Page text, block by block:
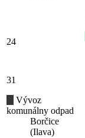
24
31
Vývoz
komunálny odpad
Borčice
(Ilava)